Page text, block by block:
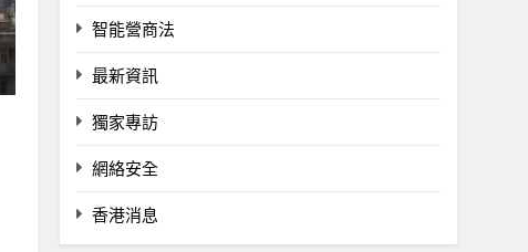
智能營商法
最新資訊
獨家專訪
網絡安全
香港消息